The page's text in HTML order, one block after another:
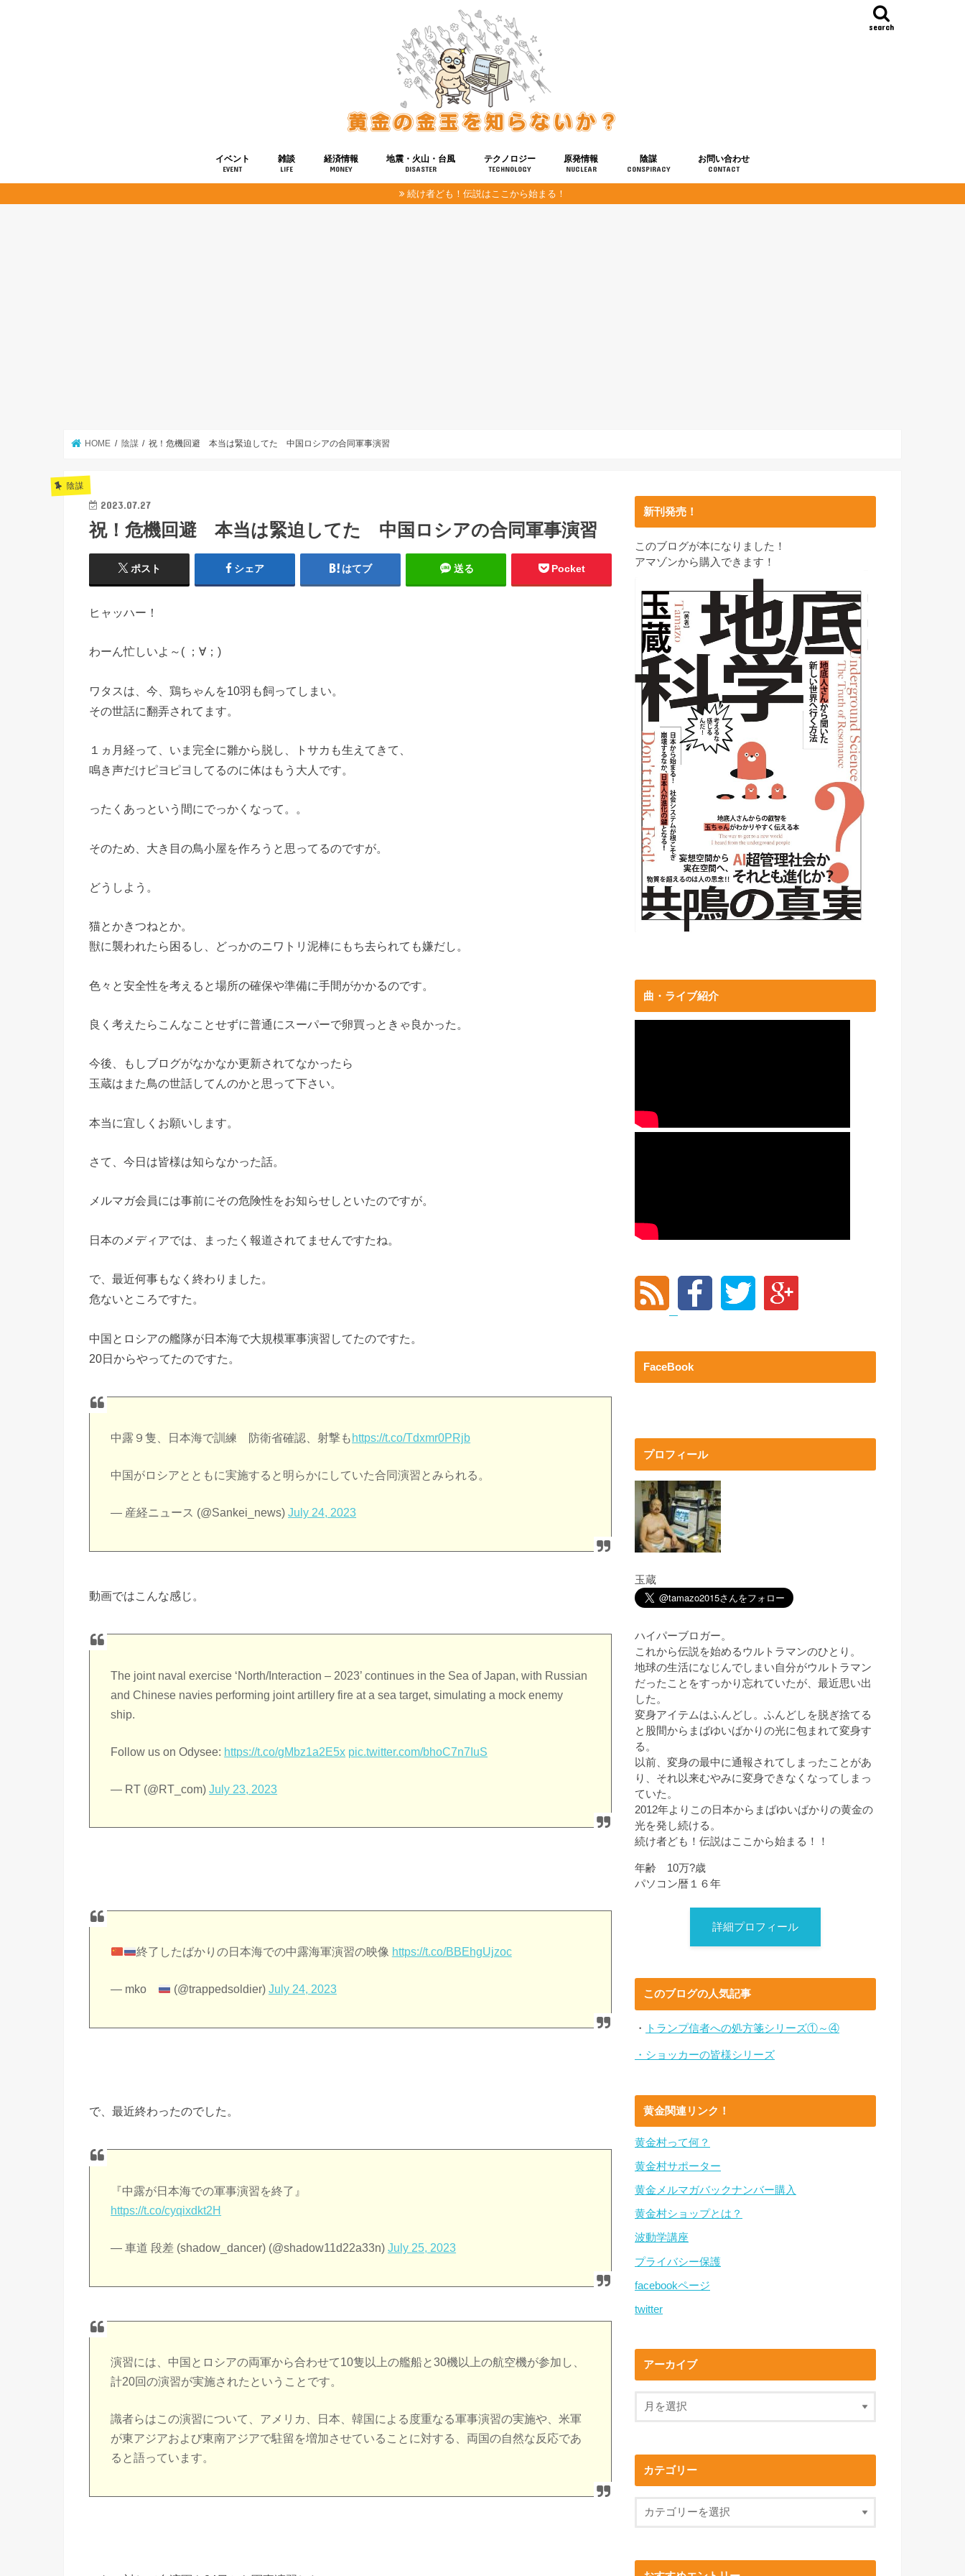
search
イベント
EVENT
雑談
LIFE
経済情報
MONEY
地震・火山・台風
DISASTER
テクノロジー
TECHNOLOGY
健康
宇宙
原発情報
NUCLEAR
陰謀
CONSPIRACY
お問い合わせ
CONTACT
続け者ども！伝説はここから始まる！
HOME 陰謀 祝！危機回避 本当は緊迫してた 中国ロシアの合同軍事演習
陰謀
2023.07.27
祝！危機回避 本当は緊迫してた 中国ロシアの合同軍事演習
ポスト シェア はてブ 送る Pocket
ヒャッハー！
わーん忙しいよ～( ；∀；)
ワタスは、今、鶏ちゃんを10羽も飼ってしまい。
その世話に翻弄されてます。
１ヵ月経って、いま完全に雛から脱し、トサカも生えてきて、
鳴き声だけピヨピヨしてるのに体はもう大人です。
ったくあっという間にでっかくなって。。
そのため、大き目の鳥小屋を作ろうと思ってるのですが。
どうしよう。
猫とかきつねとか。
獣に襲われたら困るし、どっかのニワトリ泥棒にもち去られても嫌だし。
色々と安全性を考えると場所の確保や準備に手間がかかるのです。
良く考えたらこんなことせずに普通にスーパーで卵買っときゃ良かった。
今後、もしブログがなかなか更新されてなかったら
玉蔵はまた鳥の世話してんのかと思って下さい。
本当に宜しくお願いします。
さて、今日は皆様は知らなかった話。
メルマガ会員には事前にその危険性をお知らせしといたのですが。
日本のメディアでは、まったく報道されてませんですたね。
で、最近何事もなく終わりました。
危ないところですた。
中国とロシアの艦隊が日本海で大規模軍事演習してたのですた。
20日からやってたのですた。
中露９隻、日本海で訓練 防衛省確認、射撃も https://t.co/Tdxmr0PRjb
中国がロシアとともに実施すると明らかにしていた合同演習とみられる。
— 産経ニュース (@Sankei_news)July 24, 2023
動画ではこんな感じ。
The joint naval exercise ‘North/Interaction – 2023’ continues in the Sea of Japan, with Russian
and Chinese navies performing joint artillery fire at a sea target, simulating a mock enemy
ship.
Follow us on Odysee: https://t.co/gMbz1a2E5x pic.twitter.com/bhoC7n7IuS
— RT (@RT_com)July 23, 2023
終了したばかりの日本海での中露海軍演習の映像 https://t.co/BBEhgUjzoc
— mko (@trappedsoldier) July 24, 2023
で、最近終わったのでした。
『中露が日本海での軍事演習を終了』
https://t.co/cyqixdkt2H
— 車道 段差 (shadow_dancer) (@shadow11d22a33n)July 25, 2023
演習には、中国とロシアの両軍から合わせて10隻以上の艦船と30機以上の航空機が参加し、
計20回の演習が実施されたということです。
識者らはこの演習について、アメリカ、日本、韓国による度重なる軍事演習の実施や、米軍
が東アジアおよび東南アジアで駐留を増加させていることに対する、両国の自然な反応であ
ると語っています。
新刊発売！
このブログが本になりました！
アマゾンから購入できます！
曲・ライブ紹介
FaceBook
プロフィール
玉蔵
ハイパーブロガー。
これから伝説を始めるウルトラマンのひとり。
地球の生活になじんでしまい自分がウルトラマン
だったことをすっかり忘れていたが、最近思い出
した。
変身アイテムはふんどし。ふんどしを脱ぎ捨てる
と股間からまばゆいばかりの光に包まれて変身す
る。
以前、変身の最中に通報されてしまったことがあ
り、それ以来むやみに変身できなくなってしまっ
ていた。
2012年よりこの日本からまばゆいばかりの黄金の
光を発し続ける。
続け者ども！伝説はここから始まる！！
年齢 10万?歳
パソコン暦１６年
詳細プロフィール
このブログの人気記事
・ トランプ信者への処方箋シリーズ①～④
・ショッカーの皆様シリーズ
黄金関連リンク！
黄金村って何？
黄金村サポーター
黄金メルマガバックナンバー購入
黄金村ショップとは？
波動学講座
プライバシー保護
facebookページ
twitter
アーカイブ
カテゴリー